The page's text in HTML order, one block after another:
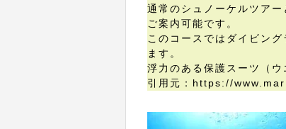
通常のシュノーケルツア
ご案内可能です。
このコースではダイビン
ます。
浮力のある保護スーツ（
引用元：https://